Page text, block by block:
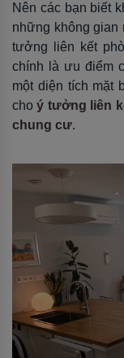
Nên các bạn biết
những không gian
tưởng liên kết
chính là ưu điểm
một diện tích mặt
cho ý tưởng liên
chung cư.